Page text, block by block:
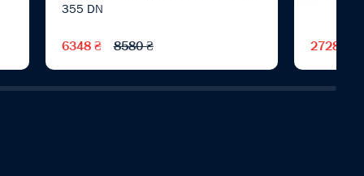
355 DN
6348 ₴ 8580 ₴ 2728 ₴